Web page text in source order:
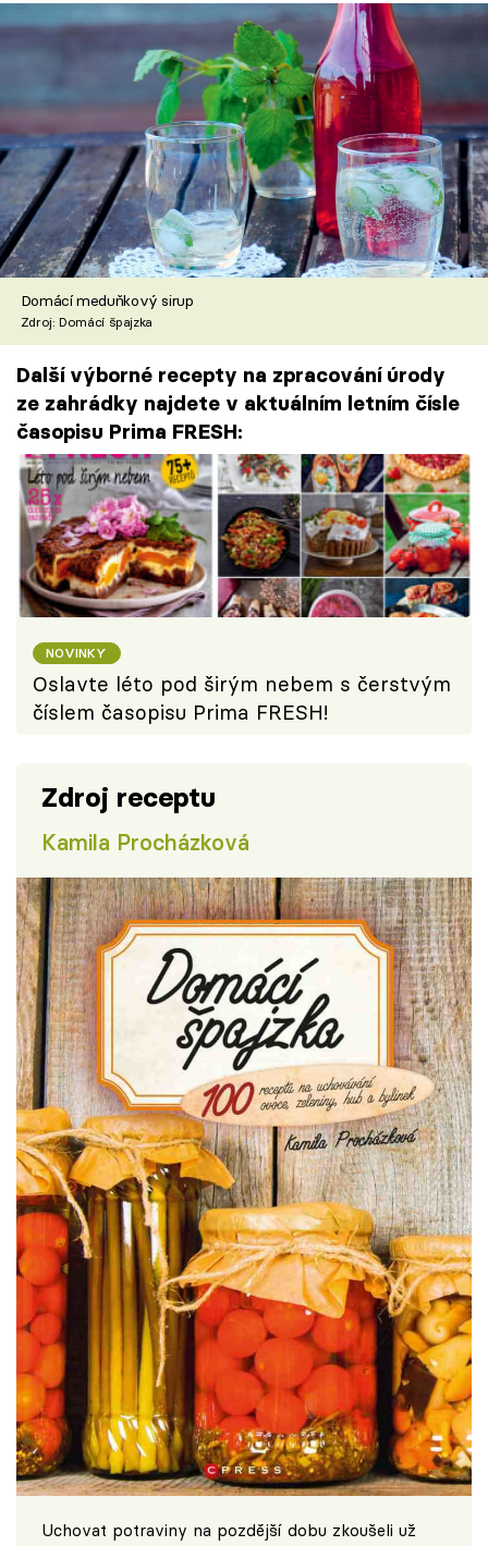
Domácí meduňkový sirup
Zdroj: Domácí špajzka
Další výborné recepty na zpracování úrody
ze zahrádky najdete v aktuálním letním čísle
časopisu Prima FRESH:
NOVINKY
Oslavte léto pod širým nebem s čerstvým
číslem časopisu Prima FRESH!
Zdroj receptu
Kamila Procházková
Uchovat potraviny na pozdější dobu zkoušeli už